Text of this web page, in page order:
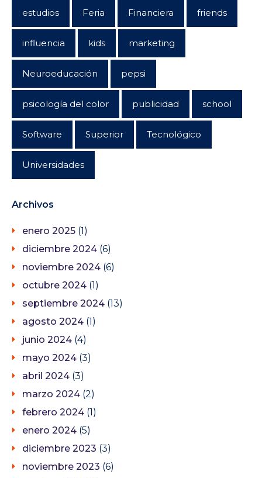
estudios Feria Financiera friends
influencia kids marketing
Neuroeducación pepsi
psicología del color publicidad school
Software Superior Tecnológico
Universidades
Archivos
enero 2025 (1)
diciembre 2024 (6)
noviembre 2024 (6)
octubre 2024 (1)
septiembre 2024 (13)
agosto 2024 (1)
junio 2024 (4)
mayo 2024 (3)
abril 2024 (3)
marzo 2024 (2)
febrero 2024 (1)
enero 2024 (5)
diciembre 2023 (3)
noviembre 2023 (6)